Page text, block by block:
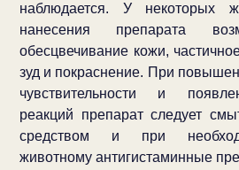
наблюдается. У некоторых
нанесения препарата
обесцвечивание кожи,
зуд и покраснение. При
чувствительности и
реакций препарат следует
средством и при
животному антигистаминные